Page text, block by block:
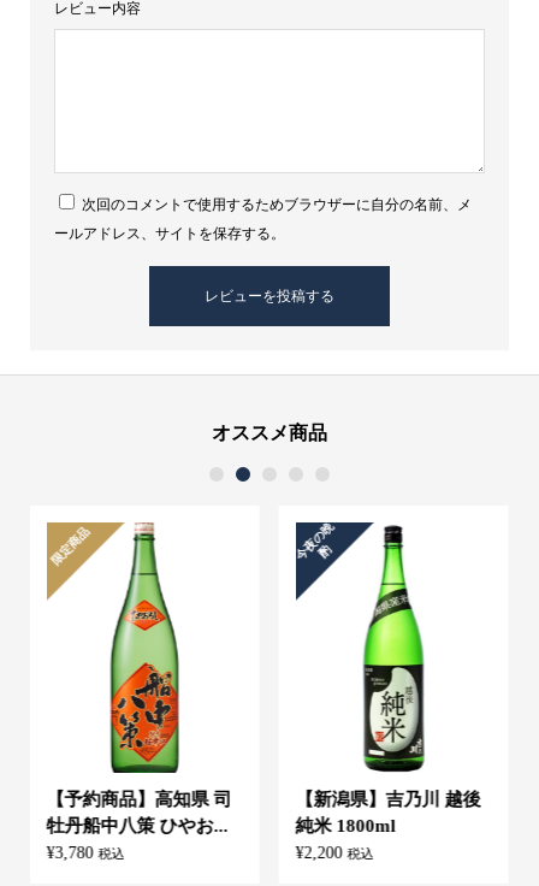
レビュー内容
次回のコメントで使用するためブラウザーに自分の名前、メ
ールアドレス、サイトを保存する。
オススメ商品
限定商品
【予約商品】高知県 司
牡丹船中八策 ひやお...
¥3,780 税込
今
夜
の
晩
酌
【新潟県】吉乃川 越後
純米 1800ml
¥2,200 税込
2